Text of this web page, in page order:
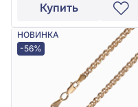
Купить
НОВИНКА
-56%